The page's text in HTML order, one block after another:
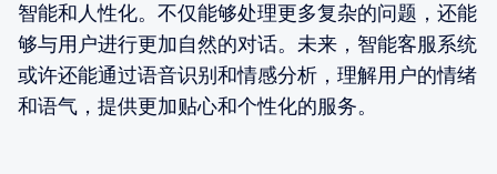
智能和人性化。不仅能够处理更多复杂的问题，还能
够与用户进行更加自然的对话。未来，智能客服系统
或许还能通过语音识别和情感分析，理解用户的情绪
和语气，提供更加贴心和个性化的服务。